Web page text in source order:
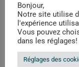
Bonjour,
Notre site utilise
l'expérience
Vous pouvez
dans les réglages!
Réglages des